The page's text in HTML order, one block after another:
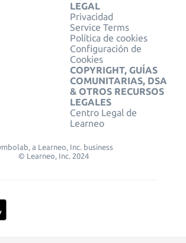
LEGAL
Privacidad
Service Terms
Política de cookies
Configuración de
Cookies
COPYRIGHT, GUÍAS
COMUNITARIAS, DSA
& OTROS RECURSOS
LEGALES
Centro Legal de
Learneo
a Learneo, Inc. business
© Learneo, Inc. 2024